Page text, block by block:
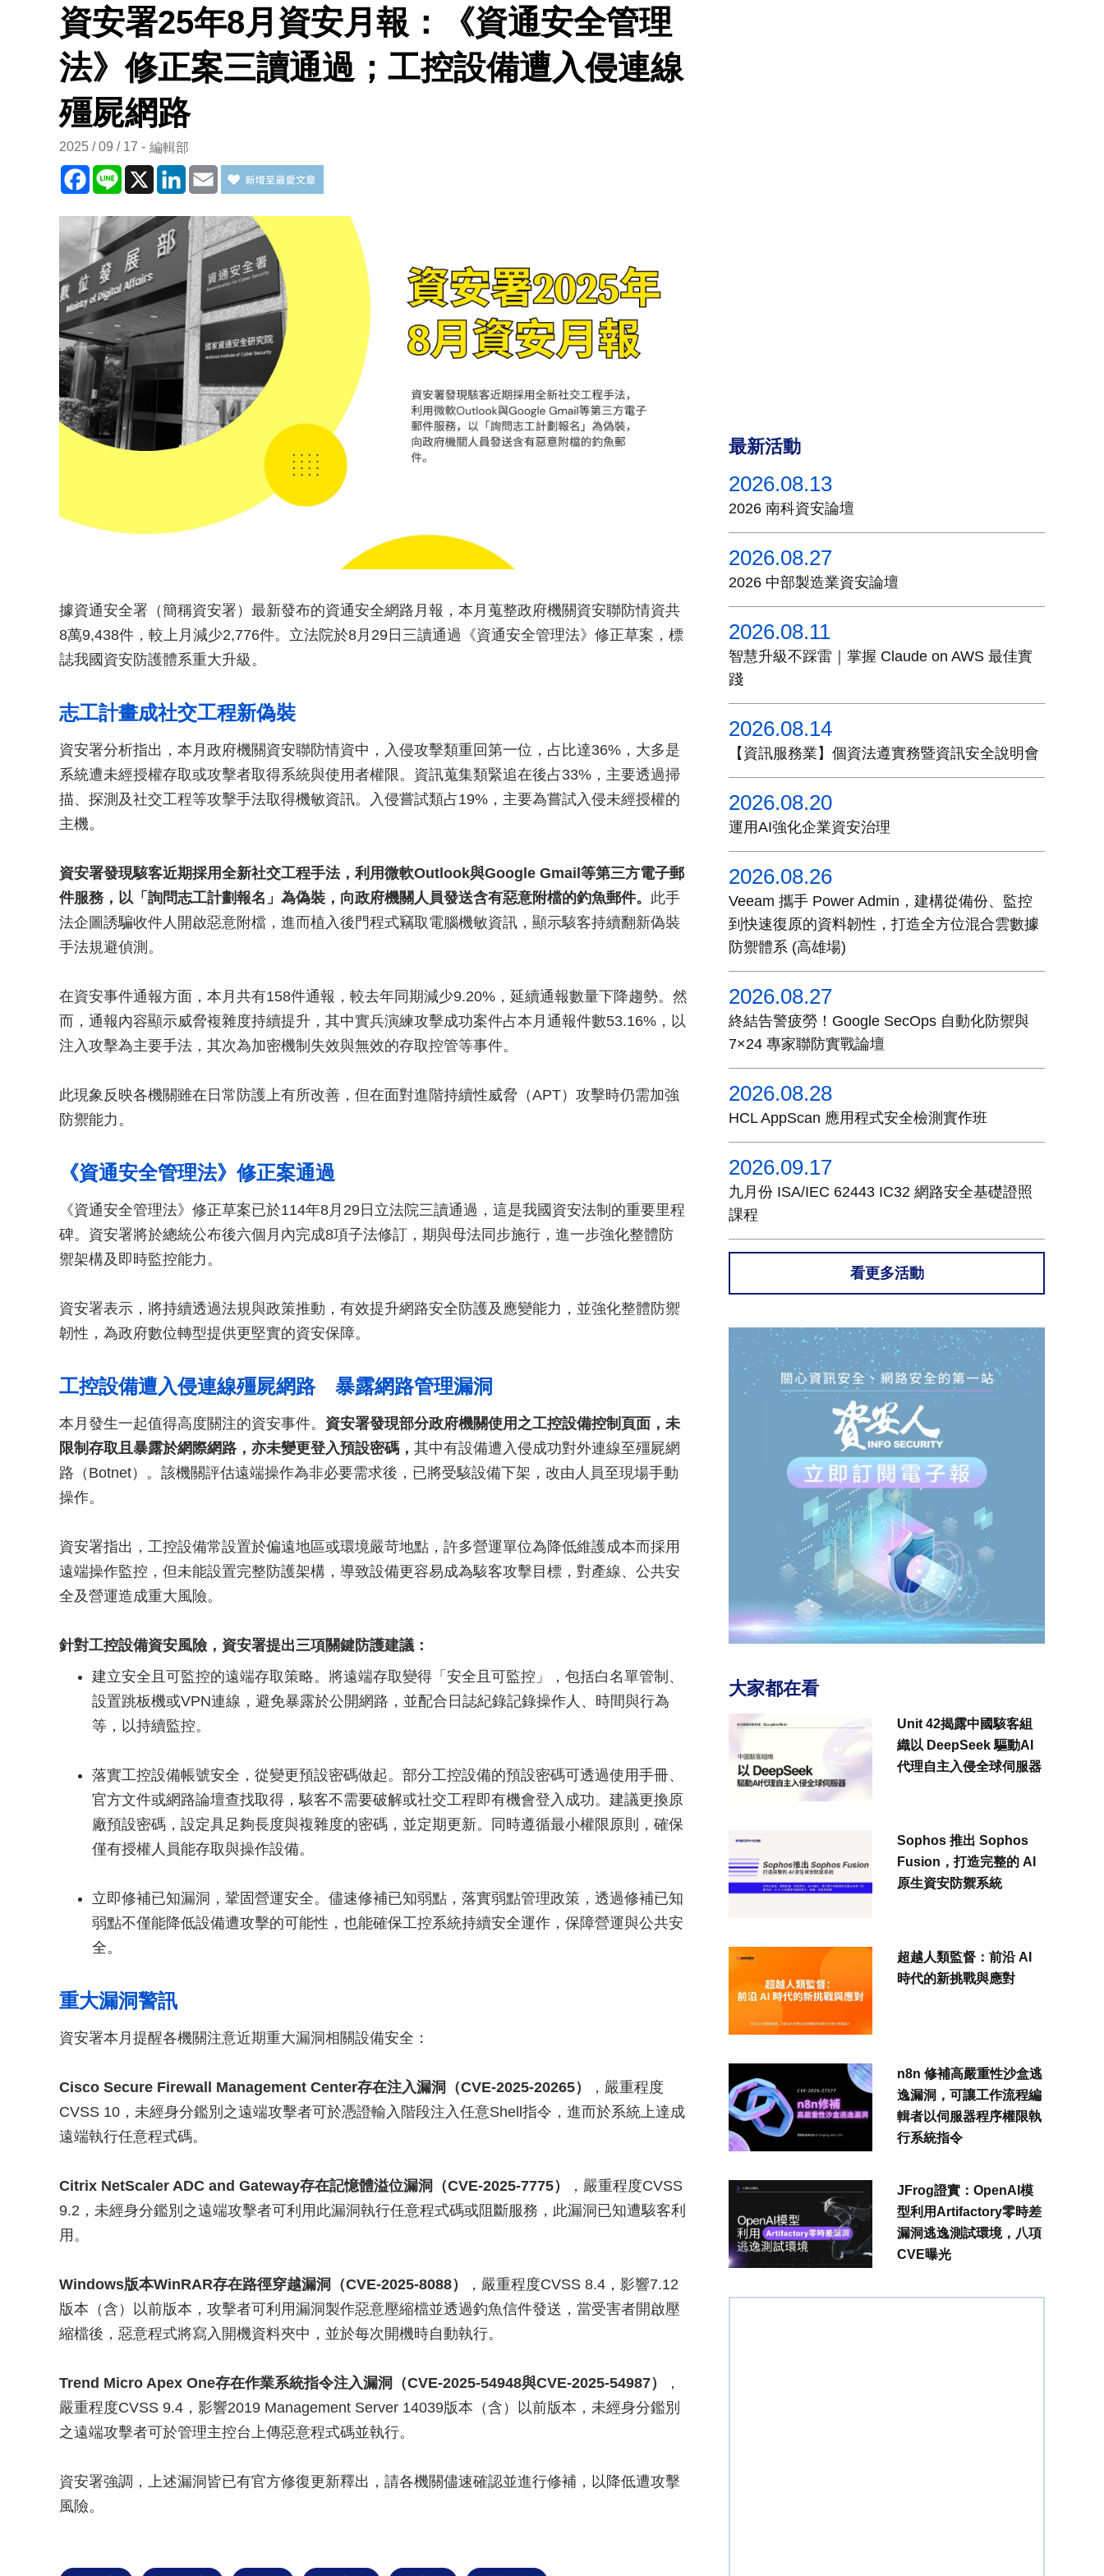
資安署25年8月資安月報：《資通安全管理
法》修正案三讀通過；工控設備遭入侵連線
殭屍網路
2025 / 09 / 17 編輯部
Facebook
Line X LinkedInEmail
據資通安全署（簡稱資安署）最新發布的資通安全網路月報，本月蒐整政府機關資安聯防情資共
8萬9,438件，較上月減少2,776件。立法院於8月29日三讀通過《資通安全管理法》修正草案，標
誌我國資安防護體系重大升級。
志工計畫成社交工程新偽裝
資安署分析指出，本月政府機關資安聯防情資中，入侵攻擊類重回第一位，占比達36%，大多是
系統遭未經授權存取或攻擊者取得系統與使用者權限。資訊蒐集類緊追在後占33%，主要透過掃
描、探測及社交工程等攻擊手法取得機敏資訊。入侵嘗試類占19%，主要為嘗試入侵未經授權的
主機。
資安署發現駭客近期採用全新社交工程手法，利用微軟Outlook與Google Gmail等第三方電子郵
件服務，以「詢問志工計劃報名」為偽裝，向政府機關人員發送含有惡意附檔的釣魚郵件。 此手
法企圖誘騙收件人開啟惡意附檔，進而植入後門程式竊取電腦機敏資訊，顯示駭客持續翻新偽裝
手法規避偵測。
在資安事件通報方面，本月共有158件通報，較去年同期減少9.20%，延續通報數量下降趨勢。然
而，通報內容顯示威脅複雜度持續提升，其中實兵演練攻擊成功案件占本月通報件數53.16%，以
注入攻擊為主要手法，其次為加密機制失效與無效的存取控管等事件。
此現象反映各機關雖在日常防護上有所改善，但在面對進階持續性威脅（APT）攻擊時仍需加強
防禦能力。
《資通安全管理法》修正案通過
《資通安全管理法》修正草案已於114年8月29日立法院三讀通過，這是我國資安法制的重要里程
碑。資安署將於總統公布後六個月內完成8項子法修訂，期與母法同步施行，進一步強化整體防
禦架構及即時監控能力。
資安署表示，將持續透過法規與政策推動，有效提升網路安全防護及應變能力，並強化整體防禦
韌性，為政府數位轉型提供更堅實的資安保障。
工控設備遭入侵連線殭屍網路 暴露網路管理漏洞
本月發生一起值得高度關注的資安事件。 資安署發現部分政府機關使用之工控設備控制頁面，未
限制存取且暴露於網際網路，亦未變更登入預設密碼， 其中有設備遭入侵成功對外連線至殭屍網
路（Botnet）。該機關評估遠端操作為非必要需求後，已將受駭設備下架，改由人員至現場手動
操作。
資安署指出，工控設備常設置於偏遠地區或環境嚴苛地點，許多營運單位為降低維護成本而採用
遠端操作監控，但未能設置完整防護架構，導致設備更容易成為駭客攻擊目標，對產線、公共安
全及營運造成重大風險。
針對工控設備資安風險，資安署提出三項關鍵防護建議：
建立安全且可監控的遠端存取策略。將遠端存取變得「安全且可監控」，包括白名單管制、
設置跳板機或VPN連線，避免暴露於公開網路，並配合日誌紀錄記錄操作人、時間與行為
等，以持續監控。
落實工控設備帳號安全，從變更預設密碼做起。部分工控設備的預設密碼可透過使用手冊、
官方文件或網路論壇查找取得，駭客不需要破解或社交工程即有機會登入成功。建議更換原
廠預設密碼，設定具足夠長度與複雜度的密碼，並定期更新。同時遵循最小權限原則，確保
僅有授權人員能存取與操作設備。
立即修補已知漏洞，鞏固營運安全。儘速修補已知弱點，落實弱點管理政策，透過修補已知
弱點不僅能降低設備遭攻擊的可能性，也能確保工控系統持續安全運作，保障營運與公共安
全。
重大漏洞警訊
資安署本月提醒各機關注意近期重大漏洞相關設備安全：
Cisco Secure Firewall Management Center存在注入漏洞（CVE-2025-20265）
，嚴重程度
CVSS 10，未經身分鑑別之遠端攻擊者可於憑證輸入階段注入任意Shell指令，進而於系統上達成
遠端執行任意程式碼。
Citrix NetScaler ADC and Gateway存在記憶體溢位漏洞（CVE-2025-7775）
，嚴重程度CVSS
9.2，未經身分鑑別之遠端攻擊者可利用此漏洞執行任意程式碼或阻斷服務，此漏洞已知遭駭客利
用。
Windows版本WinRAR存在路徑穿越漏洞（CVE-2025-8088）
，嚴重程度CVSS 8.4，影響7.12
版本（含）以前版本，攻擊者可利用漏洞製作惡意壓縮檔並透過釣魚信件發送，當受害者開啟壓
縮檔後，惡意程式將寫入開機資料夾中，並於每次開機時自動執行。
Trend Micro Apex One存在作業系統指令注入漏洞（CVE-2025-54948與CVE-2025-54987）
，
嚴重程度CVSS 9.4，影響2019 Management Server 14039版本（含）以前版本，未經身分鑑別
之遠端攻擊者可於管理主控台上傳惡意程式碼並執行。
資安署強調，上述漏洞皆已有官方修復更新釋出，請各機關儘速確認並進行修補，以降低遭攻擊
風險。
最新活動
2026.08.13
2026 南科資安論壇
2026.08.27
2026 中部製造業資安論壇
2026.08.11
智慧升級不踩雷｜掌握 Claude on AWS 最佳實
踐
2026.08.14
【資訊服務業】個資法遵實務暨資訊安全說明會
2026.08.20
運用AI強化企業資安治理
2026.08.26
Veeam 攜手 Power Admin，建構從備份、監控
到快速復原的資料韌性，打造全方位混合雲數據
防禦體系 (高雄場)
2026.08.27
終結告警疲勞！Google SecOps 自動化防禦與
7×24 專家聯防實戰論壇
2026.08.28
HCL AppScan 應用程式安全檢測實作班
2026.09.17
九月份 ISA/IEC 62443 IC32 網路安全基礎證照
課程
看更多活動
大家都在看
Unit 42揭露中國駭客組
織以 DeepSeek 驅動AI
代理自主入侵全球伺服器
Sophos 推出 Sophos
Fusion，打造完整的 AI
原生資安防禦系統
超越人類監督：前沿 AI
時代的新挑戰與應對
n8n 修補高嚴重性沙盒逃
逸漏洞，可讓工作流程編
輯者以伺服器程序權限執
行系統指令
JFrog證實：OpenAI模
型利用Artifactory零時差
漏洞逃逸測試環境，八項
CVE曝光